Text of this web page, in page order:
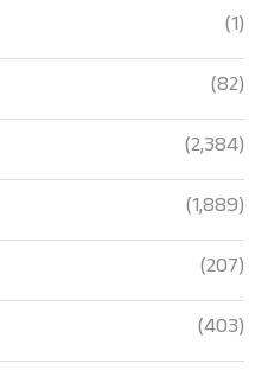
(1)
(82)
(2,384)
(1,889)
(207)
(403)